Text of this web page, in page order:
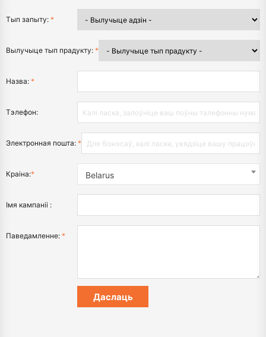
Тып запыту: *
Вылучыце тып прадукту: *
Назва: *
Тэлефон:
Электронная пошта: *
Краіна:* Belarus
Імя кампаніі :
Паведамленне: *